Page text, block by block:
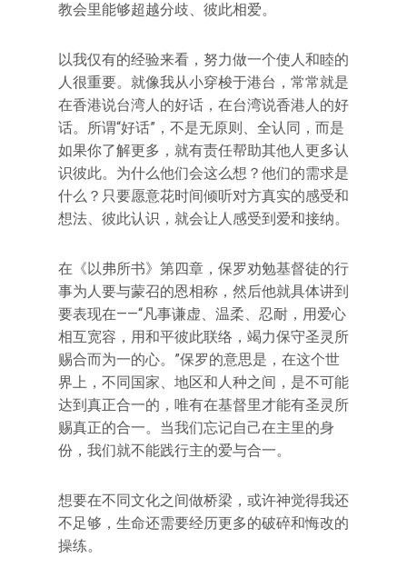
教会里能够超越分歧、彼此相爱。
以我仅有的经验来看，努力做一个使人和睦的
人很重要。就像我从小穿梭于港台，常常就是
在香港说台湾人的好话，在台湾说香港人的好
话。所谓“好话”，不是无原则、全认同，而是
如果你了解更多，就有责任帮助其他人更多认
识彼此。为什么他们会这么想？他们的需求是
什么？只要愿意花时间倾听对方真实的感受和
想法、彼此认识，就会让人感受到爱和接纳。
在《以弗所书》第四章，保罗劝勉基督徒的行
事为人要与蒙召的恩相称，然后他就具体讲到
要表现在——“凡事谦虚、温柔、忍耐，用爱心
相互宽容，用和平彼此联络，竭力保守圣灵所
赐合而为一的心。”保罗的意思是，在这个世
界上，不同国家、地区和人种之间，是不可能
达到真正合一的，唯有在基督里才能有圣灵所
赐真正的合一。当我们忘记自己在主里的身
份，我们就不能践行主的爱与合一。
想要在不同文化之间做桥梁，或许神觉得我还
不足够，生命还需要经历更多的破碎和悔改的
操练。